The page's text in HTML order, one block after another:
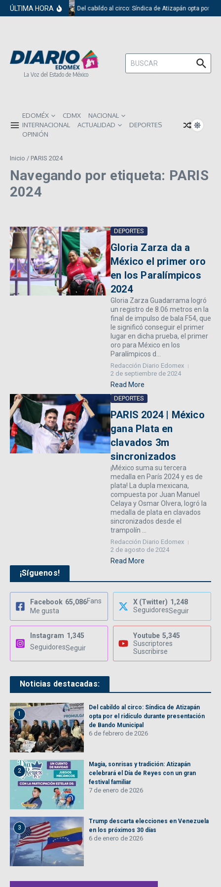
Saltar al contenido
ÚLTIMA HORA Del cabildo al circo: Síndica de Atizapán opta por el
La Voz del Estado de México
Buscar:
EDOMÉX CDMX
NACIONAL
INTERNACIONAL
ACTUALIDAD
DEPORTES
OPINIÓN
Inicio / PARIS 2024
Navegando por etiqueta: PARIS
2024
DEPORTES
Gloria Zarza da a
México el primer oro
en los Paralímpicos
2024
Gloria Zarza Guadarrama logró
un registro de 8.06 metros en la
final de impulso de bala F54, que
le significó conseguir el primer
lugar en dicha prueba, el primer
oro para México en los
Paralímpicos d...
Redacción Diario Edomex
2 de septiembre de 2024
Read More
DEPORTES
PARIS 2024 | México
gana Plata en
clavados 3m
sincronizados
¡México suma su tercera
medalla en París 2024 y es de
plata! La dupla mexicana,
compuesta por Juan Manuel
Celaya y Osmar Olvera, logró la
medalla de plata en clavados
sincronizados desde el
trampolín ...
Redacción Diario Edomex
2 de agosto de 2024
Read More
¡Síguenos!
Facebook 65,086Fans
Me gusta
X (Twitter) 1,248
SeguidoresSeguir
Instagram 1,345
SeguidoresSeguir
Youtube 5,345
Suscriptores
Suscribirse
Noticias destacadas:
1
Del cabildo al circo: Síndica de Atizapán
opta por el ridículo durante presentación
de Bando Municipal
6 de febrero de 2026
2
Magia, sonrisas y tradición: Atizapán
celebrará el Día de Reyes con un gran
festival familiar
7 de enero de 2026
3
Trump descarta elecciones en Venezuela
en los próximos 30 días
6 de enero de 2026